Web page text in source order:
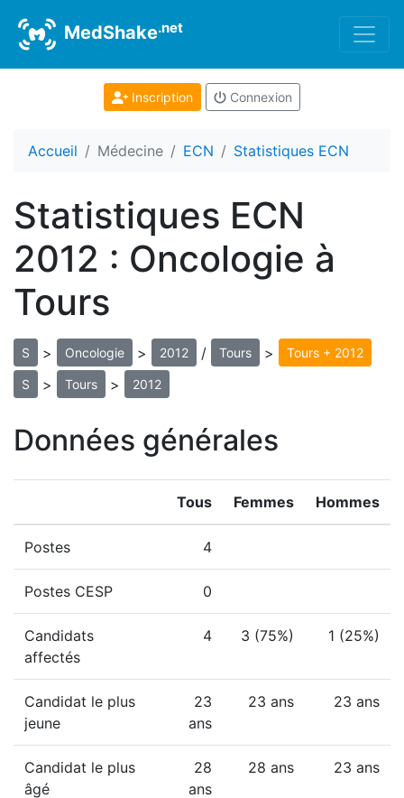
MedShake.net
Inscription Connexion
Accueil Médecine ECN Statistiques ECN
Statistiques ECN
2012 : Oncologie à
Tours
S > Oncologie > 2012 / Tours > Tours + 2012
S > Tours > 2012
Données générales
Tous Femmes Hommes
Postes 4
Postes CESP 0
Candidats
affectés
4 3 (75%) 1 (25%)
Candidat le plus
jeune
23
ans
23 ans 23 ans
Candidat le plus
âgé
28
ans
28 ans 23 ans